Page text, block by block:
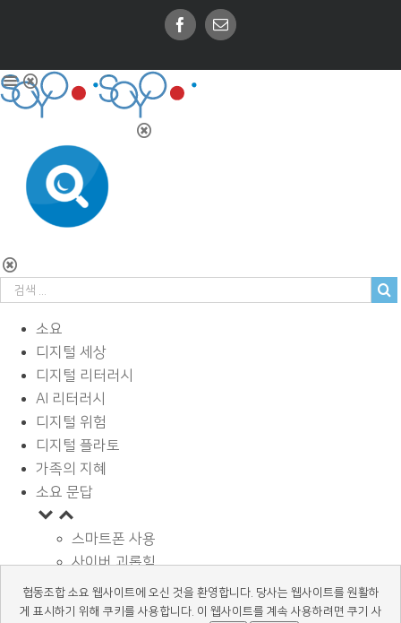
Facebook
Email
소요
디지털 세상
디지털 리터러시
AI 리터러시
디지털 위험
디지털 플라토
가족의 지혜
소요 문답
스마트폰 사용
사이버 괴롭힘
페이스북과 SNS
디지털과 학습
협동조합 소요 웹사이트에 오신 것을 환영합니다. 당사는 웹사이트를 원활하
게 표시하기 위해 쿠키를 사용합니다. 이 웹사이트를 계속 사용하려면 쿠기 사